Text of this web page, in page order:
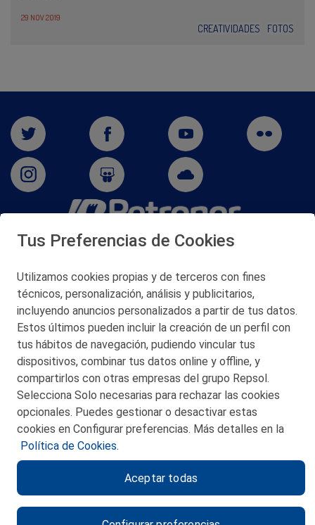
29 NOV 2019
CREATIVIDADES FOTOS
San Martín 5-Edificio Muñatones,
© 2026 Petronor S.A.
CONTACTO
MAPA WEB
POLITICA DE PRIVACIDAD
POLITICA DE COOKIES
CANAL DE ÉTICA
Tus Preferencias de Cookies
Utilizamos cookies propias y de terceros con fines
técnicos, personalización, análisis y publicitarios,
incluyendo anuncios personalizados a partir de tus datos.
Estos últimos pueden incluir la creación de un perfil con
tus hábitos de navegación, pudiendo vincular tus
dispositivos, combinar tus datos online y offline, y
compartirlos con otras empresas del grupo Repsol.
Selecciona Solo necesarias para rechazar las cookies
opcionales. Puedes gestionar o desactivar estas
cookies en Configurar preferencias. Más detalles en la
Política de Cookies.
Aceptar todas